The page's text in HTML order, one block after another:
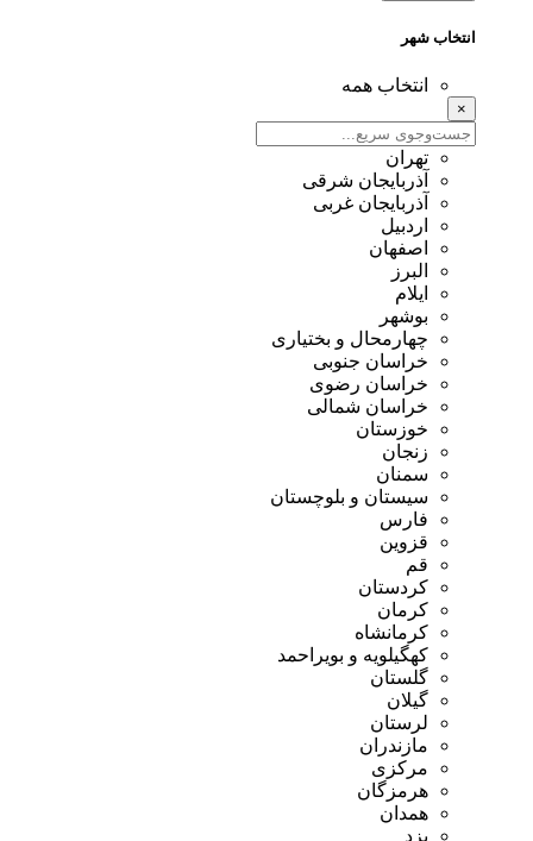
انتخاب شهر
انتخاب همه
تهران
آذربایجان شرقی
آذربایجان غربی
اردبیل
اصفهان
البرز
ایلام
بوشهر
چهارمحال و بختیاری
خراسان جنوبی
خراسان رضوی
خراسان شمالی
خوزستان
زنجان
سمنان
سیستان و بلوچستان
فارس
قزوین
قم
کردستان
کرمان
کرمانشاه
کهگیلویه و بویراحمد
گلستان
گیلان
لرستان
مازندران
مرکزی
هرمزگان
همدان
یزد